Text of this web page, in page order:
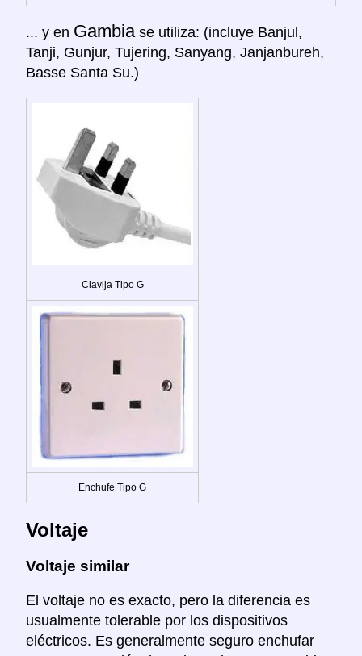
... y en Gambia se utiliza: (incluye Banjul,
Tanji, Gunjur, Tujering, Sanyang, Janjanbureh,
Basse Santa Su.)
Clavija Tipo G
Enchufe Tipo G
Voltaje
Voltaje similar
El voltaje no es exacto, pero la diferencia es
usualmente tolerable por los dispositivos
eléctricos. Es generalmente seguro enchufar